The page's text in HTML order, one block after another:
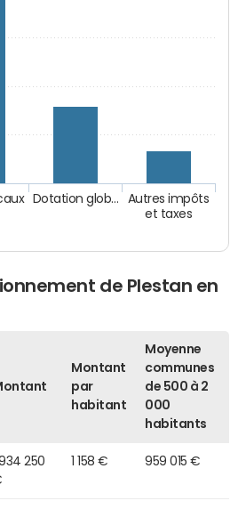
Autres impôts
et taxes
Dotation glob…
de Plestan en
Montant
par
habitant
Moyenne
communes
de 500 à 2
000
habitants
934 250
1 158 € 959 015 €